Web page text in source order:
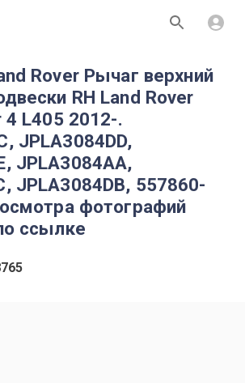
Rover Рычаг верхний
RH Land Rover
4 L405 2012-.
JPLA3084DD,
JPLA3084AA,
JPLA3084DB, 557860-
фотографий
ссылке